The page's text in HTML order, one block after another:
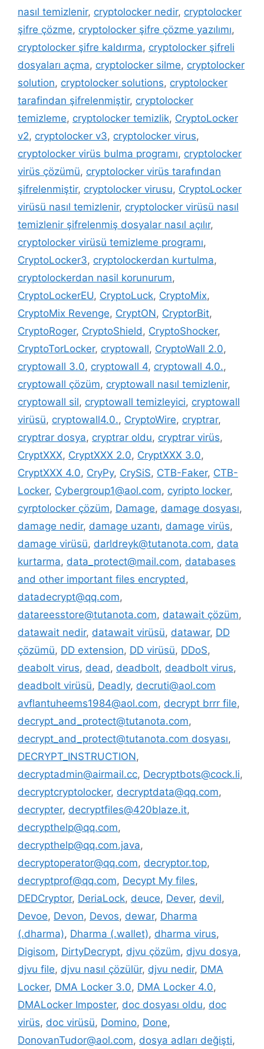
nasıl temizlenir, cryptolocker nedir, cryptolocker
şifre çözme, cryptolocker şifre çözme yazılımı,
cryptolocker şifre kaldırma, cryptolocker şifreli
dosyaları açma, cryptolocker silme, cryptolocker
solution, cryptolocker solutions, cryptolocker
tarafindan şifrelenmiştir, cryptolocker
temizleme, cryptolocker temizlik, CryptoLocker
v2, cryptolocker v3, cryptolocker virus,
cryptolocker virüs bulma programı, cryptolocker
virüs çözümü, cryptolocker virüs tarafından
şifrelenmiştir, cryptolocker virusu, CryptoLocker
virüsü nasıl temizlenir, cryptolocker virüsü nasıl
temizlenir şifrelenmiş dosyalar nasıl açılır,
cryptolocker virüsü temizleme programı,
CryptoLocker3, cryptolockerdan kurtulma,
cryptolockerdan nasil korunurum,
CryptoLockerEU, CryptoLuck, CryptoMix,
CryptoMix Revenge, CryptON, CryptorBit,
CryptoRoger, CryptoShield, CryptoShocker,
CryptoTorLocker, cryptowall, CryptoWall 2.0,
cryptowall 3.0, cryptowall 4, cryptowall 4.0.,
cryptowall çözüm, cryptowall nasıl temizlenir,
cryptowall sil, cryptowall temizleyici, cryptowall
virüsü, cryptowall4.0., CryptoWire, cryptrar,
cryptrar dosya, cryptrar oldu, cryptrar virüs,
CryptXXX, CryptXXX 2.0, CryptXXX 3.0,
CryptXXX 4.0, CryPy, CrySiS, CTB-Faker, CTB-
Locker, Cybergroup1@aol.com, cyripto locker,
cyrptolocker çözüm, Damage, damage dosyası,
damage nedir, damage uzantı, damage virüs,
damage virüsü, darldreyk@tutanota.com, data
kurtarma, data_protect@mail.com, databases
and other important files encrypted,
datadecrypt@qq.com,
datareesstore@tutanota.com, datawait çözüm,
datawait nedir, datawait virüsü, datawar, DD
çözümü, DD extension, DD virüsü, DDoS,
deabolt virus, dead, deadbolt, deadbolt virus,
deadbolt virüsü, Deadly, decruti@aol.com
avflantuheems1984@aol.com, decrypt brrr file,
decrypt_and_protect@tutanota.com,
decrypt_and_protect@tutanota.com dosyası,
DECRYPT_INSTRUCTION,
decryptadmin@airmail.cc, Decryptbots@cock.li,
decryptcryptolocker, decryptdata@qq.com,
decrypter, decryptfiles@420blaze.it,
decrypthelp@qq.com,
decrypthelp@qq.com.java,
decryptoperator@qq.com, decryptor.top,
decryptprof@qq.com, Decypt My files,
DEDCryptor, DeriaLock, deuce, Dever, devil,
Devoe, Devon, Devos, dewar, Dharma
(.dharma), Dharma (.wallet), dharma virus,
Digisom, DirtyDecrypt, djvu çözüm, djvu dosya,
djvu file, djvu nasıl çözülür, djvu nedir, DMA
Locker, DMA Locker 3.0, DMA Locker 4.0,
DMALocker Imposter, doc dosyası oldu, doc
virüs, doc virüsü, Domino, Done,
DonovanTudor@aol.com, dosya adları değişti,